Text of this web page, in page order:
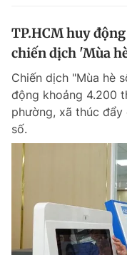
TP.HCM huy
chiến dịch 'Mùa
Chiến dịch "Mùa hè
động khoảng 4.200
phường, xã thúc đẩy
số.